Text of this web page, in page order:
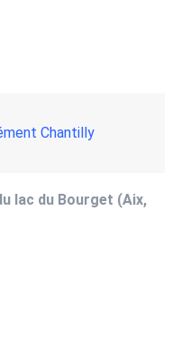
Chantilly
lac du Bourget (Aix,